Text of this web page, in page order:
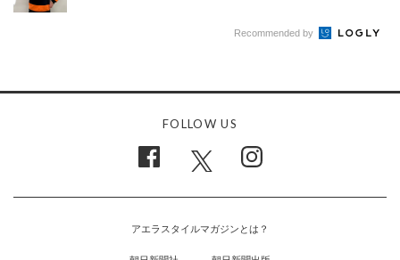
Recommended by
FOLLOW US
アエラスタイルマガジンとは？